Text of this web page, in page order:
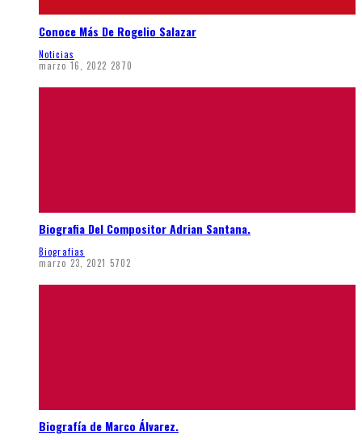
Conoce Más De Rogelio Salazar
Noticias
marzo 16, 2022 2870
Biografia Del Compositor Adrian Santana.
Biografias
marzo 23, 2021 5702
Biografía de Marco Álvarez.